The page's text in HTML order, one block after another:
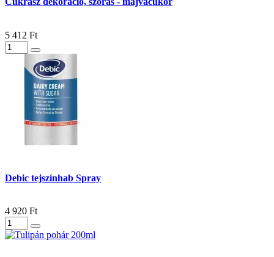
5 412 Ft
Debic tejszínhab Spray
4 920 Ft